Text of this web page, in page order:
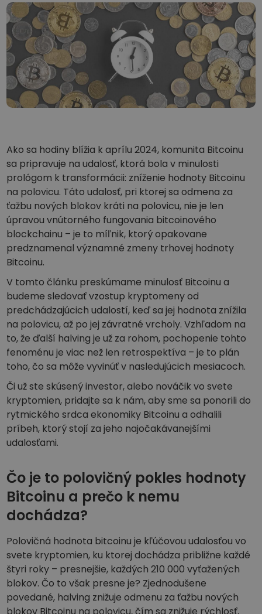
...dnes by mal hodnotu
Inteligentné portfóliá
Inteligentný spôsob investovania do kryptomien
Kriptomat Peňaženka
Bezpečná a jednoduchá krypto peňaženka
Investičný prieskumník
Nájdi svoju krypto stratégiu
Trezor
Odložte si kryptomeny pre svoju budúcnosť
Opakovaný nákup
Pravidelné plánované investície (DCA)
Upozornenia na cenu
Aktualizované ceny vašich obľúbených tokenov v reálnom čase
Preskúmať aktíva
Objavte investičné príležitosti
Analýza portfólia
Inteligentné poznatky pre optimálny výkon
Ako sa hodiny blížia k aprílu 2024, komunita Bitcoinu
sa pripravuje na udalosť, ktorá bola v minulosti
prológom k transformácii: zníženie hodnoty Bitcoinu
na polovicu. Táto udalosť, pri ktorej sa odmena za
ťažbu nových blokov kráti na polovicu, nie je len
úpravou vnútorného fungovania bitcoinového
blockchainu – je to míľnik, ktorý opakovane
predznamenal významné zmeny trhovej hodnoty
Bitcoinu.
V tomto článku preskúmame minulosť Bitcoinu a
budeme sledovať vzostup kryptomeny od
predchádzajúcich udalostí, keď sa jej hodnota znížila
na polovicu, až po jej závratné vrcholy. Vzhľadom na
to, že ďalší halving je už za rohom, pochopenie tohto
fenoménu je viac než len retrospektíva – je to plán
toho, čo sa môže vyvinúť v nasledujúcich mesiacoch.
Či už ste skúsený investor, alebo nováčik vo svete
kryptomien, pridajte sa k nám, aby sme sa ponorili do
rytmického srdca ekonomiky Bitcoinu a odhalili
príbeh, ktorý stojí za jeho najočakávanejšími
udalosťami.
Čo je to polovičný pokles hodnoty
Bitcoinu a prečo k nemu
dochádza?
Polovičná hodnota bitcoinu je kľúčovou udalosťou vo
svete kryptomien, ku ktorej dochádza približne každé
štyri roky – presnejšie, každých 210 000 vyťažených
blokov. Čo to však presne je? Zjednodušene
povedané, halving znižuje odmenu za ťažbu nových